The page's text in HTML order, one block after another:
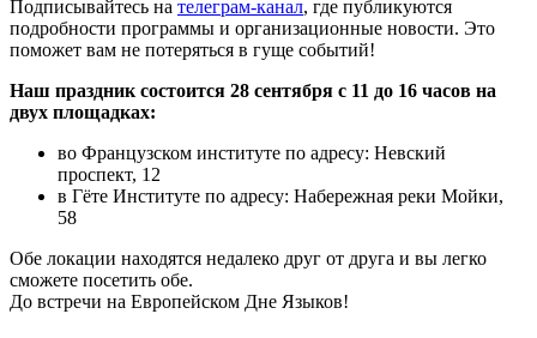
Подписывайтесь на телеграм-канал, где публикуются
подробности программы и организационные новости. Это
поможет вам не потеряться в гуще событий!
Наш праздник состоится 28 сентября с 11 до 16 часов на
двух площадках:
во Французском институте по адресу: Невский
проспект, 12
в Гёте Институте по адресу: Набережная реки Мойки,
58
Обе локации находятся недалеко друг от друга и вы легко
сможете посетить обе.
До встречи на Европейском Дне Языков!